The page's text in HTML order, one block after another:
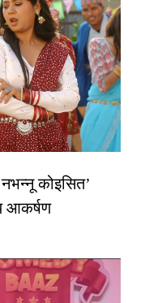
कोइसित’
आकर्षण